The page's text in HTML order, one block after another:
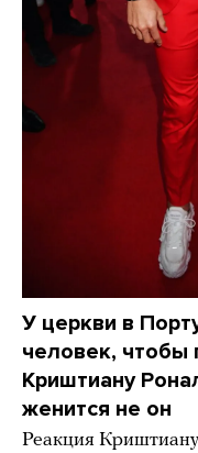
У церкви в
человек, чтобы
Криштиану
женится не он
Реакция